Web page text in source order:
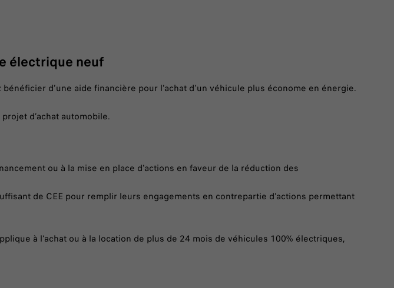
électrique neuf
d’une aide financière pour l’achat d’un véhicule plus économe en énergie.
d’achat automobile.
ou à la mise en place d'actions en faveur de la réduction des
de CEE pour remplir leurs engagements en contrepartie d’actions permettant
à l’achat ou à la location de plus de 24 mois de véhicules 100% électriques,